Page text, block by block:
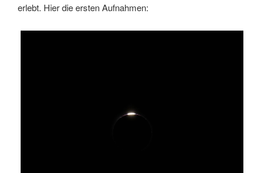
erlebt. Hier die ersten Aufnahmen: